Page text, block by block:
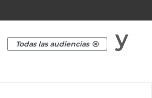
Todas las audiencias
y